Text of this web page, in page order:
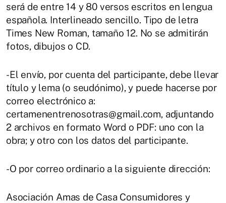
será de entre 14 y 80 versos escritos en lengua
española. Interlineado sencillo. Tipo de letra
Times New Roman, tamaño 12. No se admitirán
fotos, dibujos o CD.
-El envío, por cuenta del participante, debe llevar
título y lema (o seudónimo), y puede hacerse por
correo electrónico a:
certamenentrenosotras@gmail.com, adjuntando
2 archivos en formato Word o PDF: uno con la
obra; y otro con los datos del participante.
-O por correo ordinario a la siguiente dirección:
Asociación Amas de Casa Consumidores y